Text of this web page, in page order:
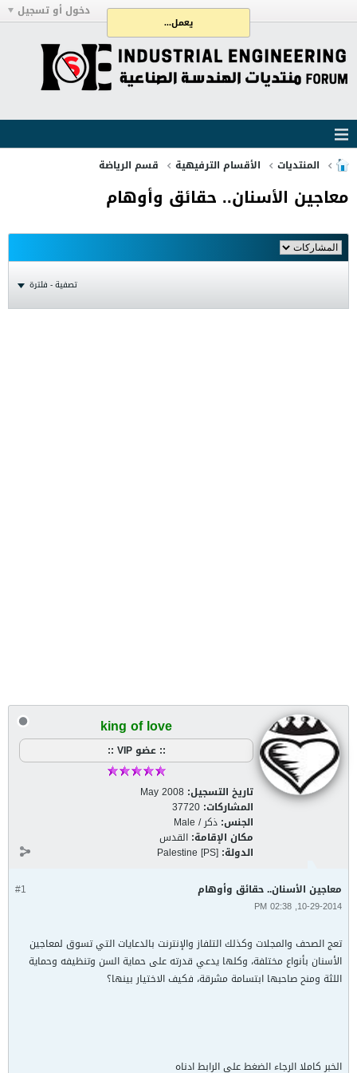
دخول أو تسجيل
المنتديات الأقسام الترفيهية قسم الرياضة
معاجين الأسنان.. حقائق وأوهام
تصفية - فلترة
king of love
:: عضو VIP ::
تاريخ التسجيل: May 2008
المشاركات: 37720
الجنس: ذكر / Male
مكان الإقامة: القدس
الدولة: Palestine [PS]
#1 معاجين الأسنان.. حقائق وأوهام
10-29-2014, 02:38 PM
تعج الصحف والمجلات وكذلك التلفاز والإنترنت بالدعايات التي تسوق لمعاجين
الأسنان بأنواع مختلفة، وكلها يدعي قدرته على حماية السن وتنظيفه وحماية
اللثة ومنح صاحبها ابتسامة مشرقة، فكيف الاختيار بينها؟
الخبر كاملا الرجاء الضغط على الرابط ادناه
يعمل...